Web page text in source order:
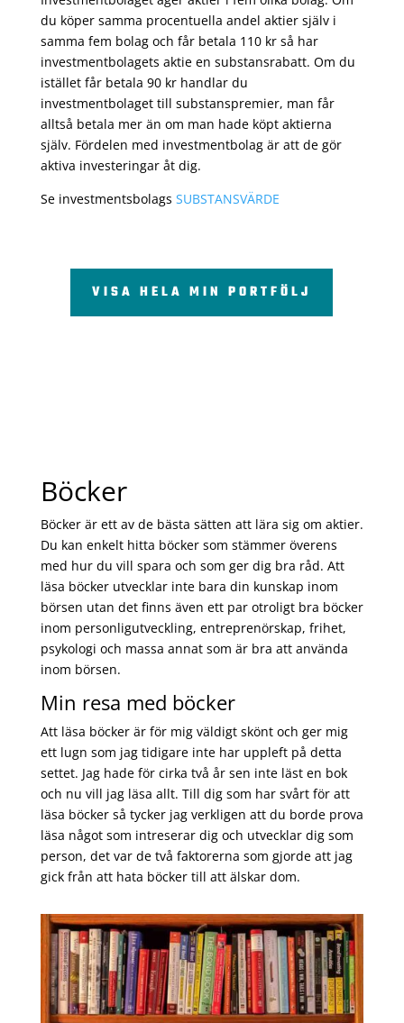
du köper samma procentuella andel aktier själv i
samma fem bolag och får betala 110 kr så har
investmentbolagets aktie en substansrabatt. Om du
istället får betala 90 kr handlar du
investmentbolaget till substanspremier, man får
alltså betala mer än om man hade köpt aktierna
själv. Fördelen med investmentbolag är att de gör
aktiva investeringar åt dig.
Se investmentsbolags SUBSTANSVÄRDE
VISA HELA MIN PORTFÖLJ
Böcker
Böcker är ett av de bästa sätten att lära sig om aktier.
Du kan enkelt hitta böcker som stämmer överens
med hur du vill spara och som ger dig bra råd. Att
läsa böcker utvecklar inte bara din kunskap inom
börsen utan det finns även ett par otroligt bra böcker
inom personligutveckling, entreprenörskap, frihet,
psykologi och massa annat som är bra att använda
inom börsen.
Min resa med böcker
Att läsa böcker är för mig väldigt skönt och ger mig
ett lugn som jag tidigare inte har uppleft på detta
settet. Jag hade för cirka två år sen inte läst en bok
och nu vill jag läsa allt. Till dig som har svårt för att
läsa böcker så tycker jag verkligen att du borde prova
läsa något som intreserar dig och utvecklar dig som
person, det var de två faktorerna som gjorde att jag
gick från att hata böcker till att älskar dom.